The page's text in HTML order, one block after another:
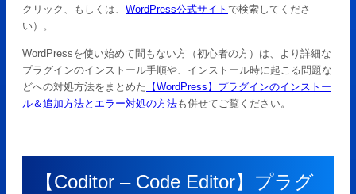
クリック、もしくは、 WordPress公式サイト で検索してくださ
い）。
WordPressを使い始めて間もない方（初心者の方）は、より詳細な
プラグインのインストール手順や、インストール時に起こる問題な
どへの対処方法をまとめた 【WordPress】プラグインのインストー
ル＆追加方法とエラー対処の方法も併せてご覧ください。
【Coditor – Code Editor】プラグ